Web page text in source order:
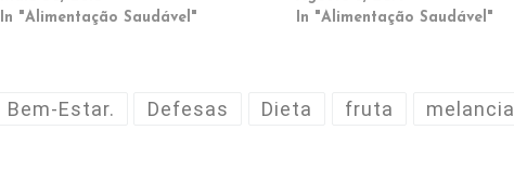
In "Alimentação Saudável"
In "Alimentação Saudável"
Bem-Estar. Defesas Dieta fruta melancia